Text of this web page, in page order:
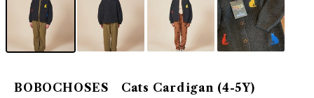
BOBOCHOSES Cats Cardigan (4-5Y)